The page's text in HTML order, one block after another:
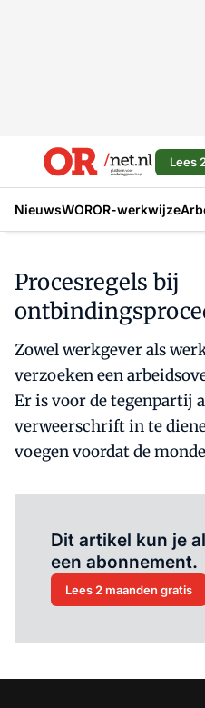
Lees
NieuwsWOROR-werkwijze
Procesregels bij
Zowel werkgever als
verzoeken een
Er is voor de tegenpartij
verweerschrift in te
voegen voordat de
Dit artikel kun je
een abonnement.
Lees 2 maanden gratis